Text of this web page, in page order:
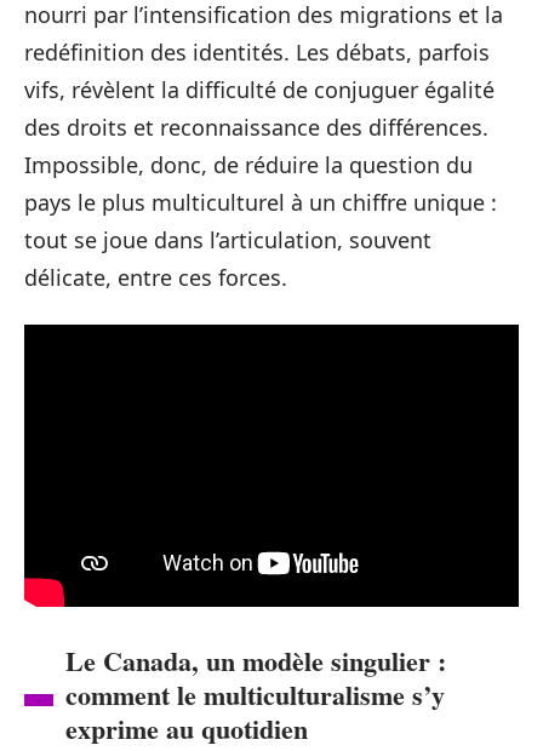
nourri par l’intensification des migrations et la
redéfinition des identités. Les débats, parfois
vifs, révèlent la difficulté de conjuguer égalité
des droits et reconnaissance des différences.
Impossible, donc, de réduire la question du
pays le plus multiculturel à un chiffre unique :
tout se joue dans l’articulation, souvent
délicate, entre ces forces.
Le Canada, un modèle singulier :
comment le multiculturalisme s’y
exprime au quotidien